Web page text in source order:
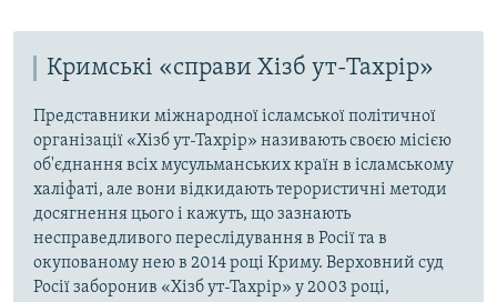
Кримські «справи Хізб ут-Тахрір»
Представники міжнародної ісламської політичної
організації «Хізб ут-Тахрір» називають своєю місією
об'єднання всіх мусульманських країн в ісламському
халіфаті, але вони відкидають терористичні методи
досягнення цього і кажуть, що зазнають
несправедливого переслідування в Росії та в
окупованому нею в 2014 році Криму. Верховний суд
Росії заборонив «Хізб ут-Тахрір» у 2003 році,